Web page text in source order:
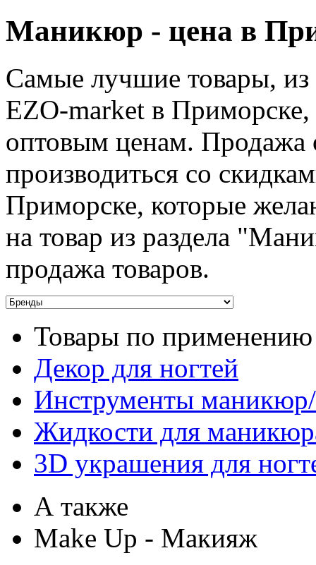
Маникюр - цена в
Самые лучшие товары, из
EZO-market в
оптовым ценам. Продажа
производиться со
Приморске, которые
на товар из раздела
продажа товаров.
Товары по применению
Декор для ногтей
Инструменты
Жидкости для
3D украшения для
А также
Make Up - Макияж